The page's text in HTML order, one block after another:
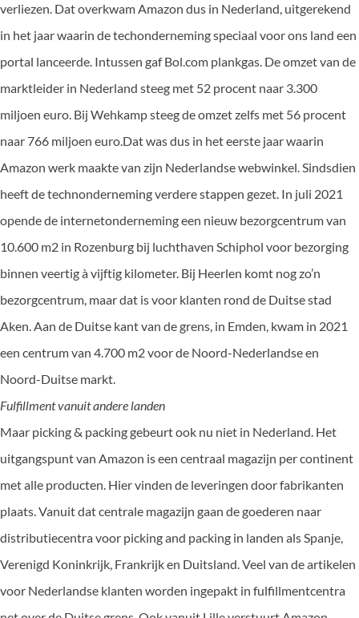
verliezen. Dat overkwam Amazon dus in Nederland, uitgerekend
in het jaar waarin de techonderneming speciaal voor ons land een
portal lanceerde. Intussen gaf Bol.com plankgas. De omzet van de
marktleider in Nederland steeg met 52 procent naar 3.300
miljoen euro. Bij Wehkamp steeg de omzet zelfs met 56 procent
naar 766 miljoen euro.Dat was dus in het eerste jaar waarin
Amazon werk maakte van zijn Nederlandse webwinkel. Sindsdien
heeft de technonderneming verdere stappen gezet. In juli 2021
opende de internetonderneming een nieuw bezorgcentrum van
10.600 m2 in Rozenburg bij luchthaven Schiphol voor bezorging
binnen veertig à vijftig kilometer. Bij Heerlen komt nog zo’n
bezorgcentrum, maar dat is voor klanten rond de Duitse stad
Aken. Aan de Duitse kant van de grens, in Emden, kwam in 2021
een centrum van 4.700 m2 voor de Noord-Nederlandse en
Noord-Duitse markt.
Fulfillment vanuit andere landen
Maar picking & packing gebeurt ook nu niet in Nederland. Het
uitgangspunt van Amazon is een centraal magazijn per continent
met alle producten. Hier vinden de leveringen door fabrikanten
plaats. Vanuit dat centrale magazijn gaan de goederen naar
distributiecentra voor picking and packing in landen als Spanje,
Verenigd Koninkrijk, Frankrijk en Duitsland. Veel van de artikelen
voor Nederlandse klanten worden ingepakt in fulfillmentcentra